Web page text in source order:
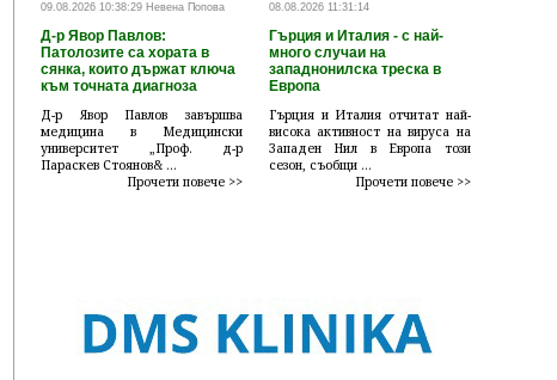
09.08.2026 10:38:29 Невена Попова
Д-р Явор Павлов:
Патолозите са хората в
сянка, които държат ключа
към точната диагноза
Д-р Явор Павлов завършва
медицина в Медицински
университет „Проф. д-р
Параскев Стоянов& ...
Прочети повече >>
08.08.2026 11:31:14
Гърция и Италия - с най-
много случаи на
западнонилска треска в
Европа
Гърция и Италия отчитат най-
висока активност на вируса на
Западен Нил в Европа този
сезон, съобщи ...
Прочети повече >>